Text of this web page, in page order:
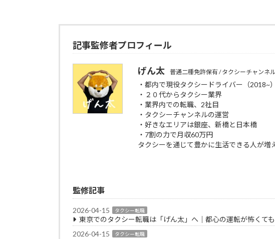
※「運転の恐怖心」さえなくなれば、げん太の営業
記事監修者プロフィール
げん太 普通二種免許保有 / タクシーチャンネ
・都内で現役タクシードライバー（2018~）
・２０代からタクシー業界
・業界内での転職、2社目
・タクシーチャンネルの運営
・好きなエリアは銀座、新橋と日本橋
・7割の力で月収60万円
タクシーを通じて豊かに生活できる人が増
監修記事
2026-04-15 タクシー転職
東京でのタクシー転職は「げん太」へ｜都心の運転が怖くて
2026-04-15
タクシー転職